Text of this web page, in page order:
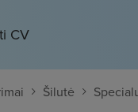
CV
Šilutė